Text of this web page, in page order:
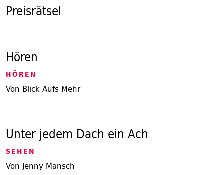
Preisrätsel
Hören
HÖREN
Von Blick Aufs Mehr
Unter jedem Dach ein Ach
SEHEN
Von Jenny Mansch